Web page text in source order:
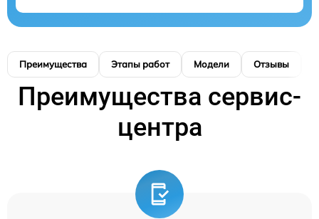
Преимущества Этапы работ Модели Отзывы
Преимущества сервис-
центра